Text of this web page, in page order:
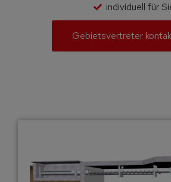
individuell für
Gebietsvertreter